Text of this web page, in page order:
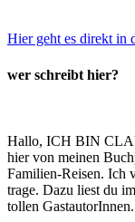
Hier geht es direkt in
wer schreibt hier?
Hallo, ICH BIN
hier von meinen
Familien-Reisen. Ich
trage. Dazu liest du
tollen